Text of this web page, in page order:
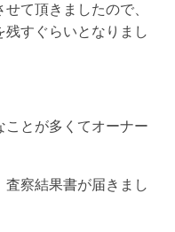
て頂きましたので、
すぐらいとなりまし
ことが多くてオーナー
察結果書が届きまし